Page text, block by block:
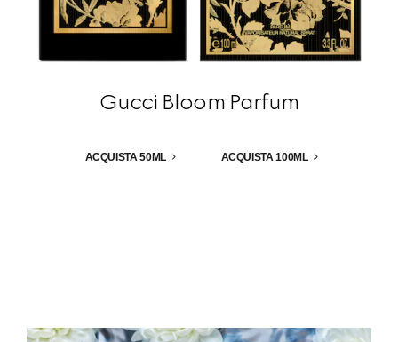
Gucci Bloom Parfum
ACQUISTA 50ML ACQUISTA 100ML